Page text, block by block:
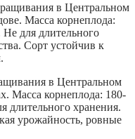
в Центральном
Масса корнеплода:
для длительного
Сорт устойчив к
в Центральном
Масса корнеплода: 180-
длительного хранения.
урожайность, ровные